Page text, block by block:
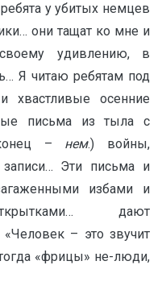
у убитых немцев
они тащат ко мне и
удивлению, в
Я читаю ребятам под
хвастливые осенние
письма из тыла с
– нем.) войны,
Эти письма и
избами и
дают
– это звучит
«фрицы» не-люди,